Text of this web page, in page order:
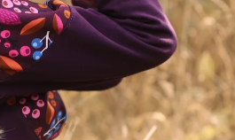
395 Kč